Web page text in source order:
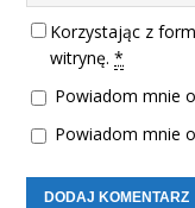
Korzystając z
witrynę. *
Powiadom mnie
Powiadom mnie